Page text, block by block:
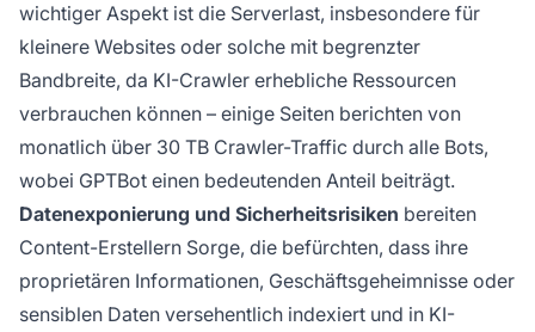
wichtiger Aspekt ist die Serverlast, insbesondere für
kleinere Websites oder solche mit begrenzter
Bandbreite, da KI-Crawler erhebliche Ressourcen
verbrauchen können – einige Seiten berichten von
monatlich über 30 TB Crawler-Traffic durch alle Bots,
wobei GPTBot einen bedeutenden Anteil beiträgt.
Datenexponierung und Sicherheitsrisiken bereiten
Content-Erstellern Sorge, die befürchten, dass ihre
proprietären Informationen, Geschäftsgeheimnisse oder
sensiblen Daten versehentlich indexiert und in KI-